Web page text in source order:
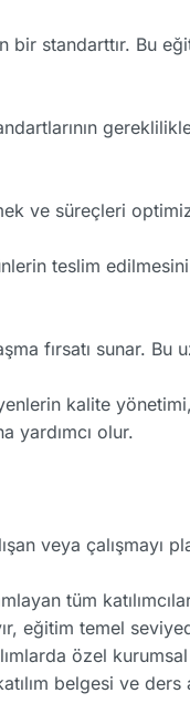
standarttır. Bu
ve süreçleri
teslim
fırsatı sunar.
kalite
yardımcı olur.
veya çalışmayı
tüm
eğitim temel
özel
belgesi ve